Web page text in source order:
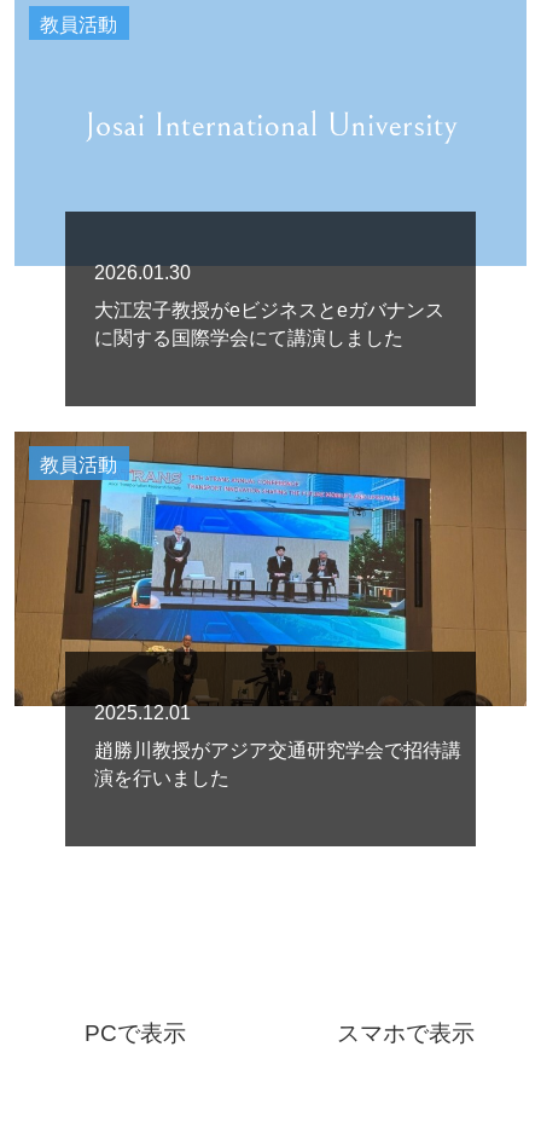
教員活動
2026.01.30
大江宏子教授がeビジネスとeガバナンス
に関する国際学会にて講演しました
教員活動
2025.12.01
趙勝川教授がアジア交通研究学会で招待講
演を行いました
PCで表示 スマホで表示